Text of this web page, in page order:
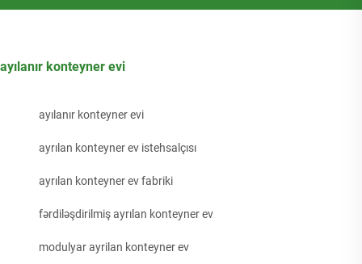
ayılanır konteyner evi
ayılanır konteyner evi
ayrılan konteyner ev istehsalçısı
ayrılan konteyner ev fabriki
fərdiləşdirilmiş ayrılan konteyner ev
modulyar ayrilan konteyner ev